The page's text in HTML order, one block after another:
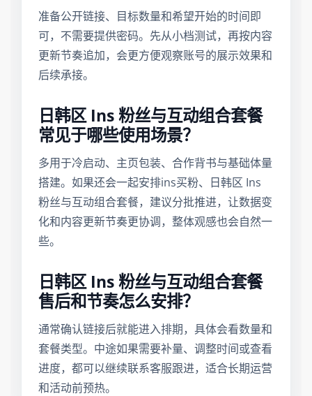
准备公开链接、目标数量和希望开始的时间即
可，不需要提供密码。先从小档测试，再按内容
更新节奏追加，会更方便观察账号的展示效果和
后续承接。
日韩区 Ins 粉丝与互动组合套餐
常见于哪些使用场景？
多用于冷启动、主页包装、合作背书与基础体量
搭建。如果还会一起安排ins买粉、日韩区 Ins
粉丝与互动组合套餐，建议分批推进，让数据变
化和内容更新节奏更协调，整体观感也会自然一
些。
日韩区 Ins 粉丝与互动组合套餐
售后和节奏怎么安排？
通常确认链接后就能进入排期，具体会看数量和
套餐类型。中途如果需要补量、调整时间或查看
进度，都可以继续联系客服跟进，适合长期运营
和活动前预热。